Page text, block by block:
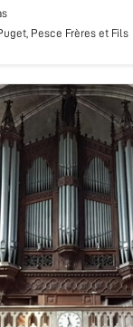
Pesce Frères et Fils